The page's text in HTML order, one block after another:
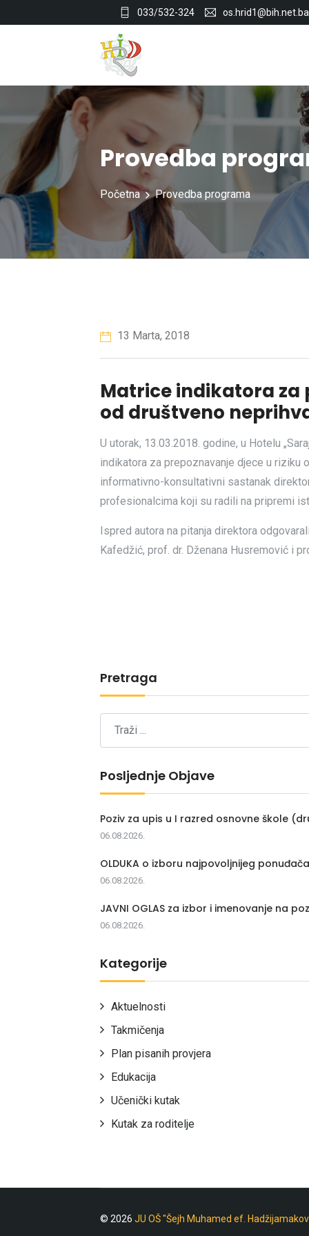
033/532-324 os.hrid1@bih.net.ba
Provedba
Početna Provedba programa
13 Marta, 2018
Matrice indikatora za
od društveno
U utorak, 13.03.2018. godine, u Hotelu
indikatora za prepoznavanje djece u riziku
informativno-konsultativni sastanak
profesionalcima koji su radili na pripremi
Ispred autora na pitanja direktora
Kafedžić, prof. dr. Dženana Husremović i
Pretraga
Posljednje Objave
Poziv za upis u I razred osnovne škole
06.08.2026.
OLDUKA o izboru najpovoljnijeg
06.08.2026.
JAVNI OGLAS za izbor i imenovanje na
06.08.2026.
Kategorije
Aktuelnosti
Takmičenja
Plan pisanih provjera
Edukacija
Učenički kutak
Kutak za roditelje
© 2026 JU OŠ "Šejh Muhamed ef.